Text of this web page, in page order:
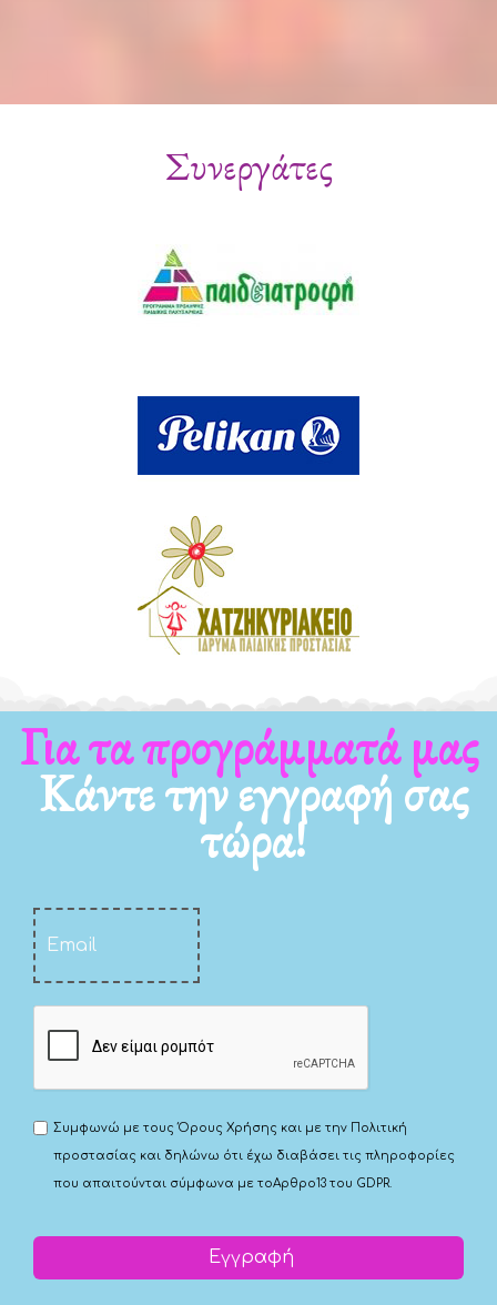
Συνεργάτες
Για τα νέα μας
Κάντε την εγγραφή σας
τώρα!
Συμφωνώ με τουςΌρους Χρήσης και με την Πολιτική
προστασίας και δηλώνω ότι έχω διαβάσει τις πληροφορίες
που απαιτούνται σύμφωνα με τοΑρθρο13 του GDPR.
Εγγραφή